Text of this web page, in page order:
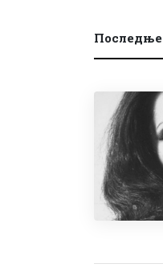
Последње